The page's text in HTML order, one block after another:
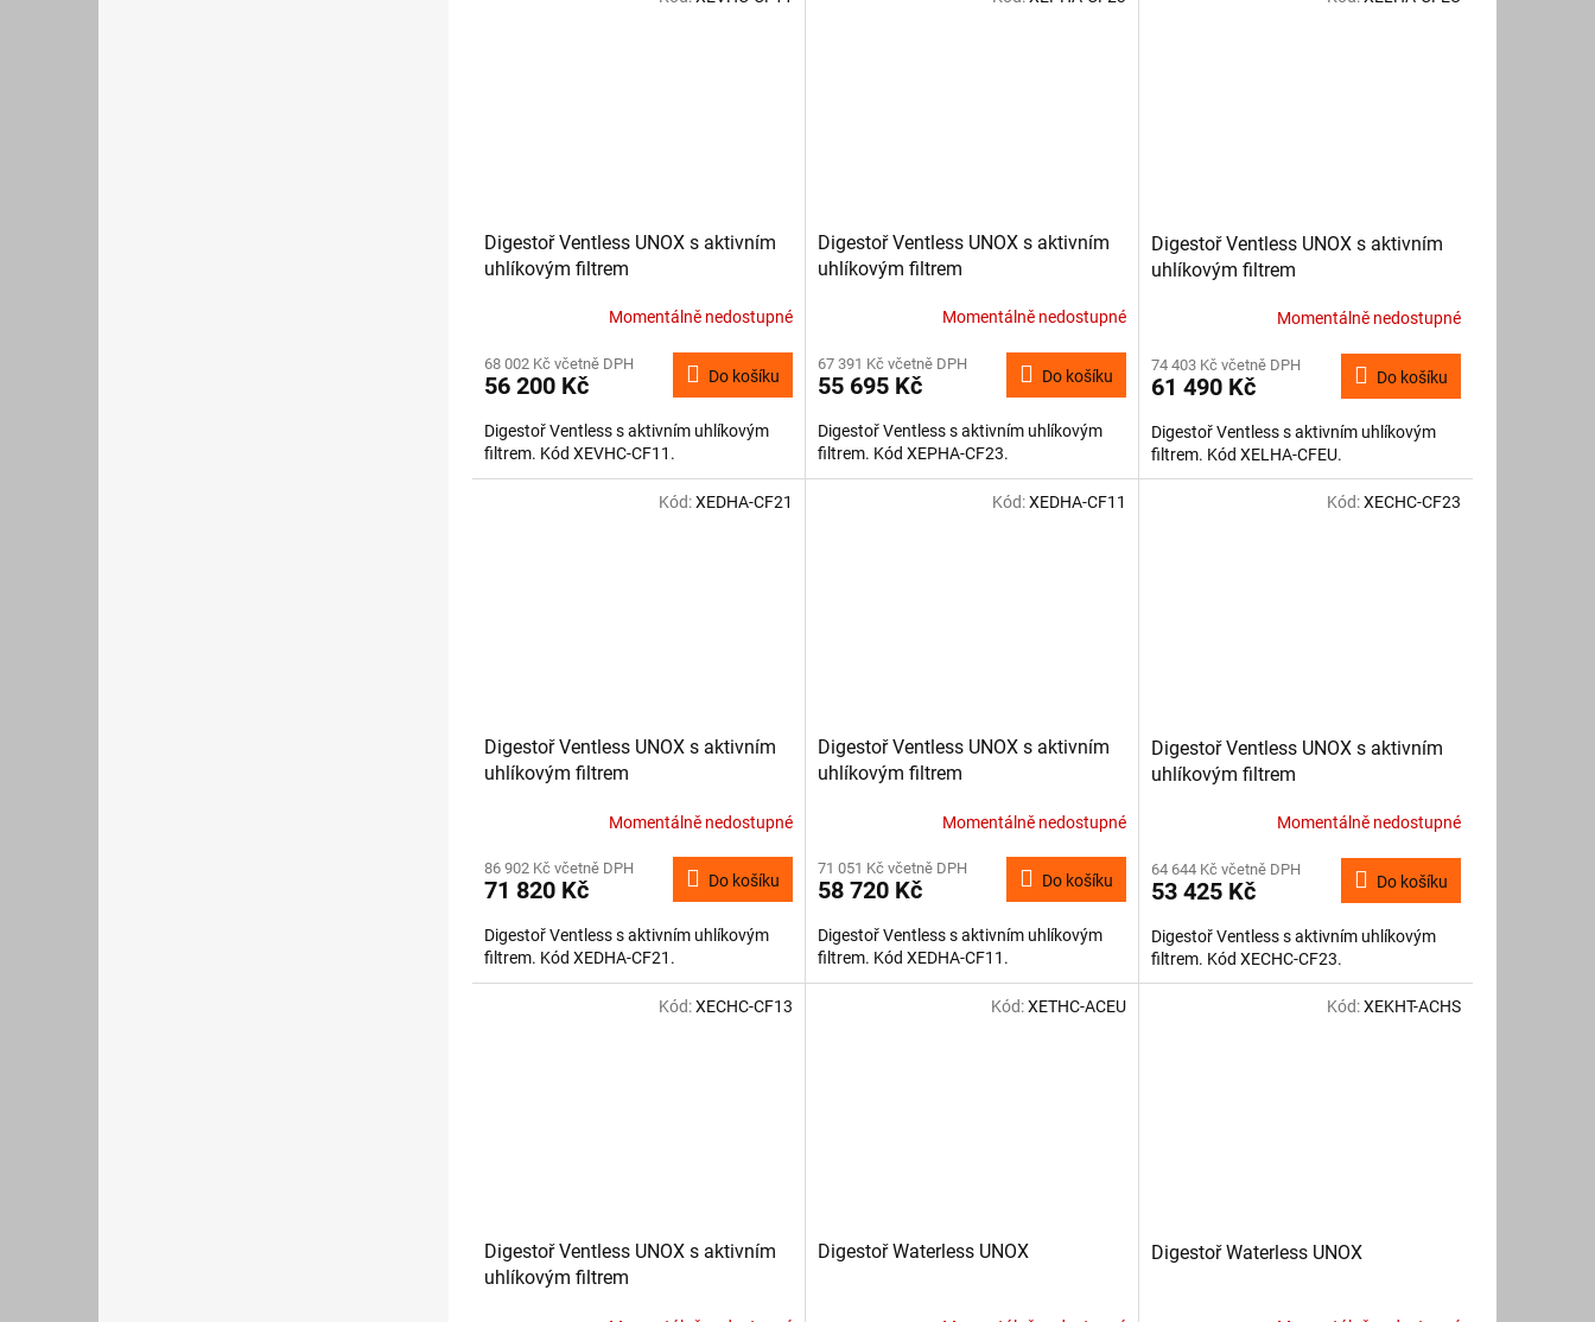
Digestoř Ventless UNOX s aktivním
uhlíkovým filtrem
Momentálně nedostupné
68 002 Kč včetně DPH
56 200 Kč Do košíku
Digestoř Ventless s aktivním uhlíkovým
filtrem. Kód XEVHC-CF11.
Digestoř Ventless UNOX s aktivním
uhlíkovým filtrem
Momentálně nedostupné
67 391 Kč včetně DPH
55 695 Kč Do košíku
Digestoř Ventless s aktivním uhlíkovým
filtrem. Kód XEPHA-CF23.
Digestoř Ventless UNOX s aktivním
uhlíkovým filtrem
Momentálně nedostupné
74 403 Kč včetně DPH
61 490 Kč Do košíku
Digestoř Ventless s aktivním uhlíkovým
filtrem. Kód XELHA-CFEU.
Digestoř Ventless UNOX s aktivním
uhlíkovým filtrem
Momentálně nedostupné
86 902 Kč včetně DPH
71 820 Kč Do košíku
Digestoř Ventless s aktivním uhlíkovým
filtrem. Kód XEDHA-CF21.
Kód:XEDHA-CF21
Digestoř Ventless UNOX s aktivním
uhlíkovým filtrem
Momentálně nedostupné
71 051 Kč včetně DPH
58 720 Kč Do košíku
Digestoř Ventless s aktivním uhlíkovým
filtrem. Kód XEDHA-CF11.
Kód:XEDHA-CF11
Digestoř Ventless UNOX s aktivním
uhlíkovým filtrem
Momentálně nedostupné
64 644 Kč včetně DPH
53 425 Kč Do košíku
Digestoř Ventless s aktivním uhlíkovým
filtrem. Kód XECHC-CF23.
Kód:XECHC-CF23
Digestoř Ventless UNOX s aktivním
uhlíkovým filtrem
Kód:XECHC-CF13
Digestoř Waterless UNOX
Kód:XETHC-ACEU
Digestoř Waterless UNOX
Kód:XEKHT-ACHS